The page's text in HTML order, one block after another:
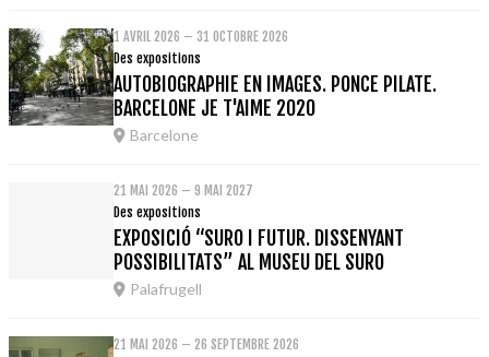
1 AVRIL 2026 – 31 OCTOBRE 2026
Des expositions
AUTOBIOGRAPHIE EN IMAGES. PONCE PILATE.
BARCELONE JE T'AIME 2020
Barcelone
21 MAI 2026 – 9 MAI 2027
Des expositions
EXPOSICIÓ “SURO I FUTUR. DISSENYANT
POSSIBILITATS” AL MUSEU DEL SURO
Palafrugell
21 MAI 2026 – 26 SEPTEMBRE 2026